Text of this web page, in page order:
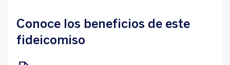
Conoce los beneficios de este
fideicomiso